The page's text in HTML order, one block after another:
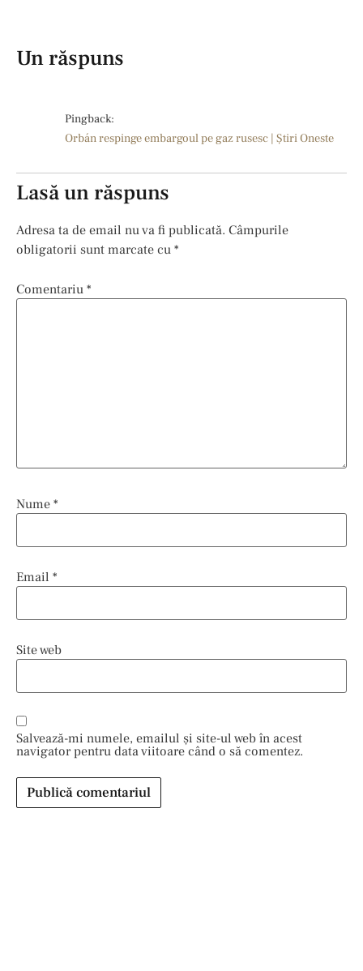
Un răspuns
Pingback:
Orbán respinge embargoul pe gaz rusesc | Ştiri Oneste
Lasă un răspuns
Adresa ta de email nu va fi publicată. Câmpurile
obligatorii sunt marcate cu *
Comentariu *
Nume *
Email *
Site web
Salvează-mi numele, emailul și site-ul web în acest
navigator pentru data viitoare când o să comentez.